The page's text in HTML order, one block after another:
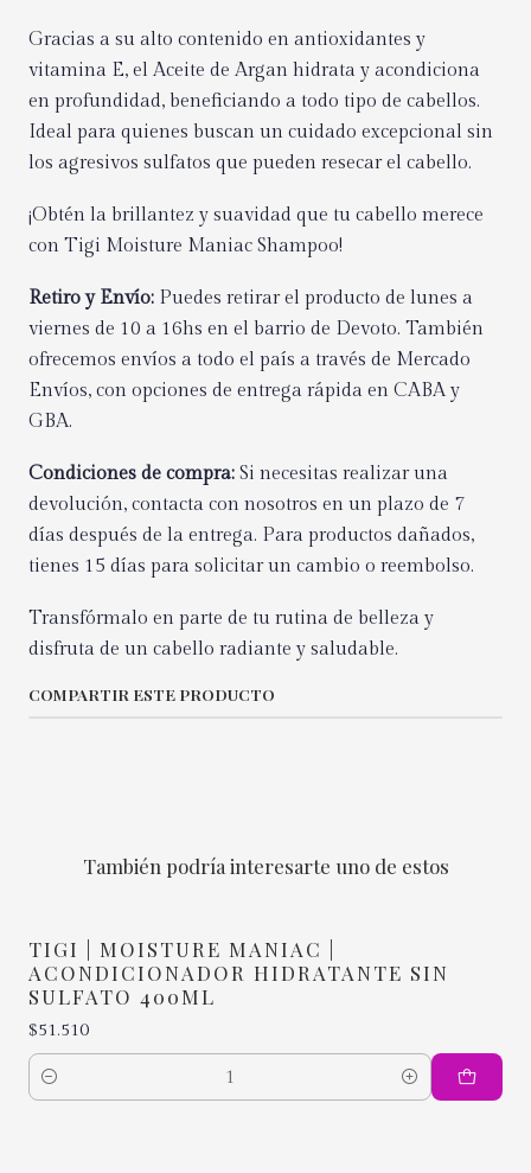
Gracias a su alto contenido en antioxidantes y
vitamina E, el Aceite de Argan hidrata y acondiciona
en profundidad, beneficiando a todo tipo de cabellos.
Ideal para quienes buscan un cuidado excepcional sin
los agresivos sulfatos que pueden resecar el cabello.
¡Obtén la brillantez y suavidad que tu cabello merece
con Tigi Moisture Maniac Shampoo!
Retiro y Envío: Puedes retirar el producto de lunes a
viernes de 10 a 16hs en el barrio de Devoto. También
ofrecemos envíos a todo el país a través de Mercado
Envíos, con opciones de entrega rápida en CABA y
GBA.
Condiciones de compra: Si necesitas realizar una
devolución, contacta con nosotros en un plazo de 7
días después de la entrega. Para productos dañados,
tienes 15 días para solicitar un cambio o reembolso.
Transfórmalo en parte de tu rutina de belleza y
disfruta de un cabello radiante y saludable.
COMPARTIR ESTE PRODUCTO
También podría interesarte uno de estos
TIGI | MOISTURE MANIAC |
ACONDICIONADOR HIDRATANTE SIN
SULFATO 400ML
$51.510
Cantidad